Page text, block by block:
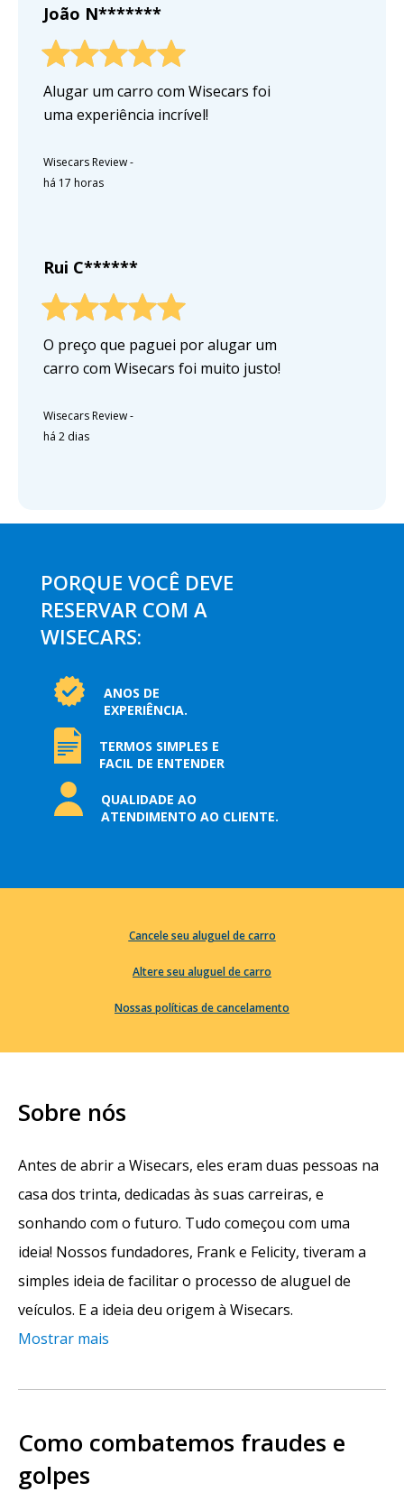
João N*******
Alugar um carro com Wisecars foi
uma experiência incrível!
Wisecars Review-
há 17 horas
Rui C******
O preço que paguei por alugar um
carro com Wisecars foi muito justo!
Wisecars Review-
há 2 dias
PORQUE VOCÊ DEVE
RESERVAR COM A
WISECARS:
ANOS DE
EXPERIÊNCIA.
TERMOS SIMPLES E
FACIL DE ENTENDER
QUALIDADE AO
ATENDIMENTO AO CLIENTE.
Cancele seu aluguel de carro
Altere seu aluguel de carro
Nossas políticas de cancelamento
Sobre nós
Antes de abrir a Wisecars, eles eram duas pessoas na
casa dos trinta, dedicadas às suas carreiras, e
sonhando com o futuro. Tudo começou com uma
ideia! Nossos fundadores, Frank e Felicity, tiveram a
simples ideia de facilitar o processo de aluguel de
veículos. E a ideia deu origem à Wisecars.
Mostrar mais
Como combatemos fraudes e
golpes